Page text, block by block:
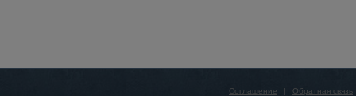
Соглашение | Обратная связь